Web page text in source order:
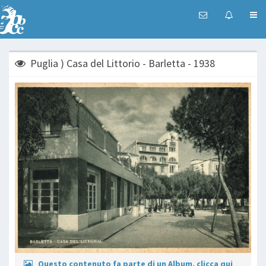
Puglia ) Casa del Littorio - Barletta - 1938